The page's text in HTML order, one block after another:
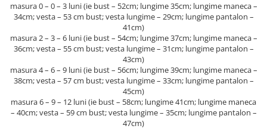
masura 0 – 0 – 3 luni (ie bust – 52cm; lungime 35cm; lungime maneca –
34cm; vesta – 53 cm bust; vesta lungime – 29cm; lungime pantalon –
41cm)
masura 2 – 3 – 6 luni (ie bust – 54cm; lungime 37cm; lungime maneca –
36cm; vesta – 55 cm bust; vesta lungime – 31cm; lungime pantalon –
43cm)
masura 4 – 6 – 9 luni (ie bust – 56cm; lungime 39cm; lungime maneca –
38cm; vesta – 57 cm bust; vesta lungime – 33cm; lungime pantalon –
45cm)
masura 6 – 9 – 12 luni (ie bust – 58cm; lungime 41cm; lungime maneca
– 40cm; vesta – 59 cm bust; vesta lungime – 35cm; lungime pantalon –
47cm)